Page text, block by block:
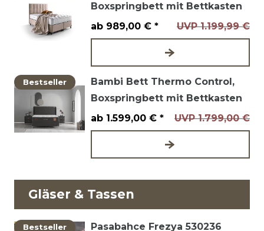
Boxspringbett mit Bettkasten
UVP 1.199,99 €
ab 989,00 € *
Bestseller
Bambi Bett Thermo Control,
Boxspringbett mit Bettkasten
UVP 1.799,00 €
ab 1.599,00 € *
Gläser & Tassen
Bestseller
Pasabahce Frezya 530236